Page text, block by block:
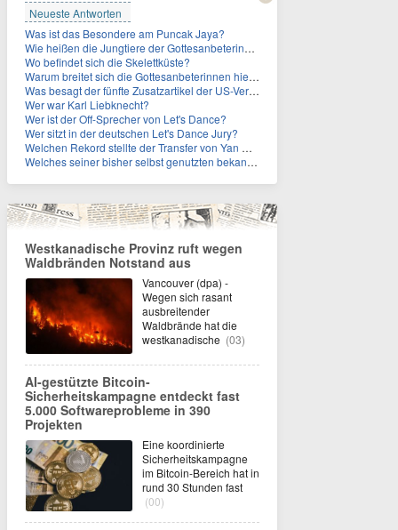
Neueste Antworten
Was ist das Besondere am Puncak Jaya?
Wie heißen die Jungtiere der Gottesanbeterinnen?
Wo befindet sich die Skelettküste?
Warum breitet sich die Gottesanbeterinnen hierzulande immer weiter aus?
Was besagt der fünfte Zusatzartikel der US-Verfassung, auf den sich Fauci berief?
Wer war Karl Liebknecht?
Wer ist der Off-Sprecher von Let's Dance?
Wer sitzt in der deutschen Let's Dance Jury?
Welchen Rekord stellte der Transfer von Yan Diomande zudem auf?
Welches seiner bisher selbst genutzten bekannten Gebäude verpachtet der Vatikan nun?
Westkanadische Provinz ruft wegen
Waldbränden Notstand aus
Vancouver (dpa) -
Wegen sich rasant
ausbreitender
Waldbrände hat die
westkanadische (03)
AI-gestützte Bitcoin-
Sicherheitskampagne entdeckt fast
5.000 Softwareprobleme in 390
Projekten
Eine koordinierte
Sicherheitskampagne
im Bitcoin-Bereich hat in
rund 30 Stunden fast
(00)